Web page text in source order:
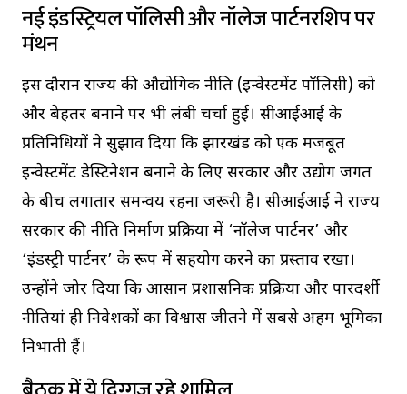
नई इंडस्ट्रियल पॉलिसी और नॉलेज पार्टनरशिप पर
मंथन
इस दौरान राज्य की औद्योगिक नीति (इन्वेस्टमेंट पॉलिसी) को
और बेहतर बनाने पर भी लंबी चर्चा हुई। सीआईआई के
प्रतिनिधियों ने सुझाव दिया कि झारखंड को एक मजबूत
इन्वेस्टमेंट डेस्टिनेशन बनाने के लिए सरकार और उद्योग जगत
के बीच लगातार समन्वय रहना जरूरी है। सीआईआई ने राज्य
सरकार की नीति निर्माण प्रक्रिया में ‘नॉलेज पार्टनर’ और
‘इंडस्ट्री पार्टनर’ के रूप में सहयोग करने का प्रस्ताव रखा।
उन्होंने जोर दिया कि आसान प्रशासनिक प्रक्रिया और पारदर्शी
नीतियां ही निवेशकों का विश्वास जीतने में सबसे अहम भूमिका
निभाती हैं।